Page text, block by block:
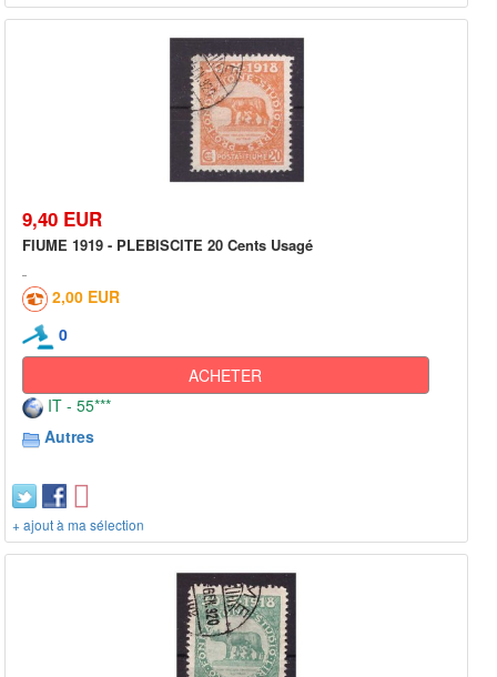
9,40 EUR
FIUME 1919 - PLEBISCITE 20 Cents Usagé
2,00 EUR
0
ACHETER
IT - 55***
Autres
+ ajout à ma sélection